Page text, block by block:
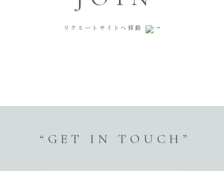
リクルートサイトへ移動
“GET IN TOUCH”